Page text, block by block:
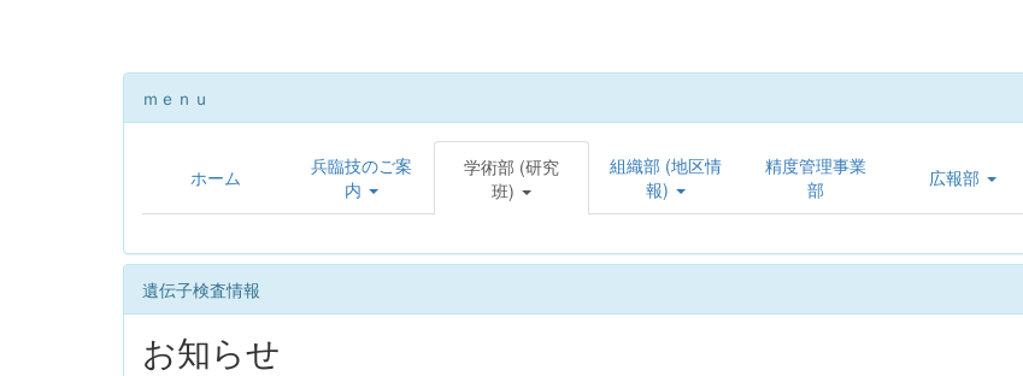
ｍｅｎｕ
ホーム
兵臨技のご案
内
学術部 (研究
班)
組織部 (地区情
報)
精度管理事業
部
広報部
遺伝子検査情報
お知らせ